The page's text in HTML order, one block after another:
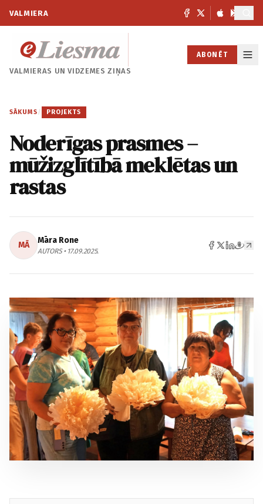
VALMIERA
VALMIERAS UNVIDZEMES ZIŅAS
ABONĒT
SĀKUMS / PROJEKTS
Noderīgas prasmes –
mūžizglītībā meklētas un
rastas
MĀ Māra Rone
AUTORS • 17.09.2025.